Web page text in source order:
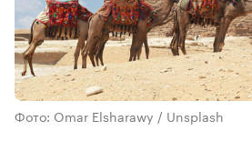
Фото: Omar Elsharawy / Unsplash